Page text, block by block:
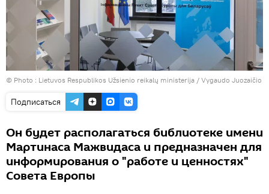
© Photo : Lietuvos Respublikos Užsienio reikalų ministerija / Vygaudo Juozaičio
Подписаться
Он будет располагаться библиотеке имени
Мартинаса Мажвидаса и предназначен для
информирования о "работе и ценностях"
Совета Европы